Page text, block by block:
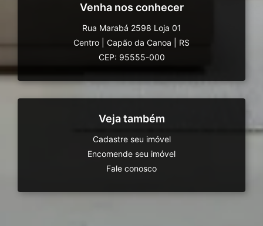
Venha nos conhecer
Rua Marabá 2598 Loja 01
Centro
Capão da Canoa
RS
CEP: 95555-000
Veja também
Cadastre seu imóvel
Encomende seu imóvel
Fale conosco